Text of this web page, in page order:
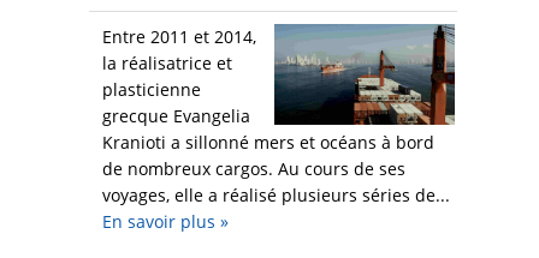
Entre 2011 et 2014,
la réalisatrice et
plasticienne
grecque Evangelia
Kranioti a sillonné mers et océans à bord
de nombreux cargos. Au cours de ses
voyages, elle a réalisé plusieurs séries de...
En savoir plus »